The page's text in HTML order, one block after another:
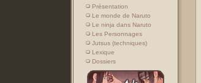
Présentation
Le monde de Naruto
Le ninja dans Naruto
Les Personnages
Jutsus (techniques)
Lexique
Dossiers